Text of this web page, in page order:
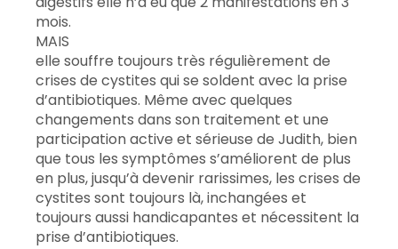
mois.
MAIS
elle souffre toujours très régulièrement de
crises de cystites qui se soldent avec la prise
d’antibiotiques. Même avec quelques
changements dans son traitement et une
participation active et sérieuse de Judith, bien
que tous les symptômes s’améliorent de plus
en plus, jusqu’à devenir rarissimes, les crises de
cystites sont toujours là, inchangées et
toujours aussi handicapantes et nécessitent la
prise d’antibiotiques.